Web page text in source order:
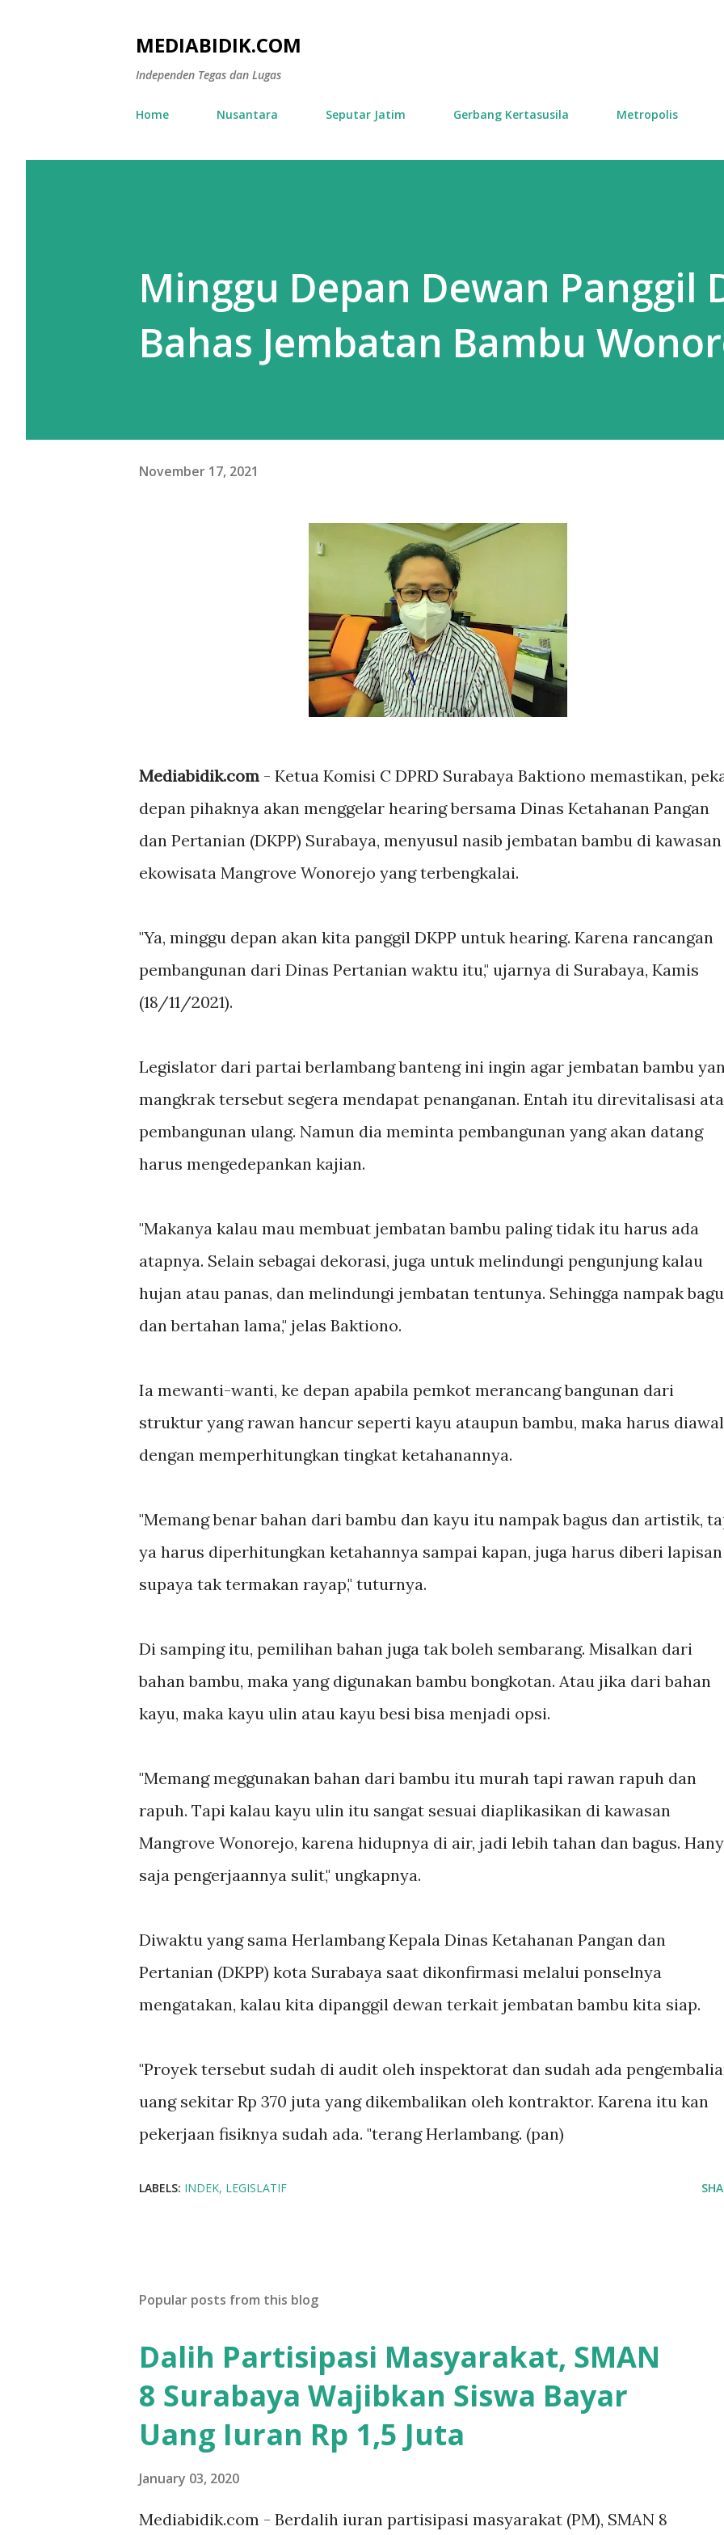
MEDIABIDIK.COM
Independen Tegas dan Lugas
Home Nusantara Seputar Jatim Gerbang Kertasusila Metropolis
Minggu Depan Dewan Panggil
Bahas Jembatan Bambu
November 17, 2021
Mediabidik.com - Ketua Komisi C DPRD Surabaya Baktiono memastikan,
depan pihaknya akan menggelar hearing bersama Dinas Ketahanan Pangan
dan Pertanian (DKPP) Surabaya, menyusul nasib jembatan bambu di kawasan
ekowisata Mangrove Wonorejo yang terbengkalai.
"Ya, minggu depan akan kita panggil DKPP untuk hearing. Karena rancangan
pembangunan dari Dinas Pertanian waktu itu," ujarnya di Surabaya, Kamis
(18/11/2021).
Legislator dari partai berlambang banteng ini ingin agar jembatan bambu
mangkrak tersebut segera mendapat penanganan. Entah itu direvitalisasi
pembangunan ulang. Namun dia meminta pembangunan yang akan datang
harus mengedepankan kajian.
"Makanya kalau mau membuat jembatan bambu paling tidak itu harus ada
atapnya. Selain sebagai dekorasi, juga untuk melindungi pengunjung kalau
hujan atau panas, dan melindungi jembatan tentunya. Sehingga nampak
dan bertahan lama," jelas Baktiono.
Ia mewanti-wanti, ke depan apabila pemkot merancang bangunan dari
struktur yang rawan hancur seperti kayu ataupun bambu, maka harus
dengan memperhitungkan tingkat ketahanannya.
"Memang benar bahan dari bambu dan kayu itu nampak bagus dan artistik,
ya harus diperhitungkan ketahannya sampai kapan, juga harus diberi lapisan
supaya tak termakan rayap," tuturnya.
Di samping itu, pemilihan bahan juga tak boleh sembarang. Misalkan dari
bahan bambu, maka yang digunakan bambu bongkotan. Atau jika dari bahan
kayu, maka kayu ulin atau kayu besi bisa menjadi opsi.
"Memang meggunakan bahan dari bambu itu murah tapi rawan rapuh dan
rapuh. Tapi kalau kayu ulin itu sangat sesuai diaplikasikan di kawasan
Mangrove Wonorejo, karena hidupnya di air, jadi lebih tahan dan bagus.
saja pengerjaannya sulit," ungkapnya.
Diwaktu yang sama Herlambang Kepala Dinas Ketahanan Pangan dan
Pertanian (DKPP) kota Surabaya saat dikonfirmasi melalui ponselnya
mengatakan, kalau kita dipanggil dewan terkait jembatan bambu kita siap.
"Proyek tersebut sudah di audit oleh inspektorat dan sudah ada
uang sekitar Rp 370 juta yang dikembalikan oleh kontraktor. Karena itu kan
pekerjaan fisiknya sudah ada. "terang Herlambang. (pan)
LABELS: INDEK LEGISLATIF
Popular posts from this blog
Dalih Partisipasi Masyarakat, SMAN
8 Surabaya Wajibkan Siswa Bayar
Uang Iuran Rp 1,5 Juta
January 03, 2020
Mediabidik.com - Berdalih iuran partisipasi masyarakat (PM), SMAN 8